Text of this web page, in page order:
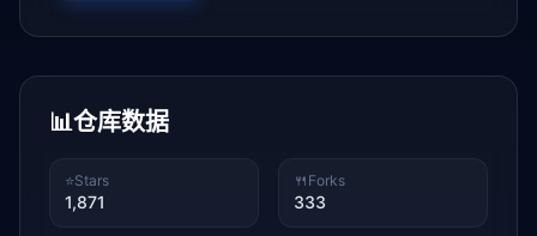
📊仓库数据
⭐Stars
1,871
🍴 Forks
333